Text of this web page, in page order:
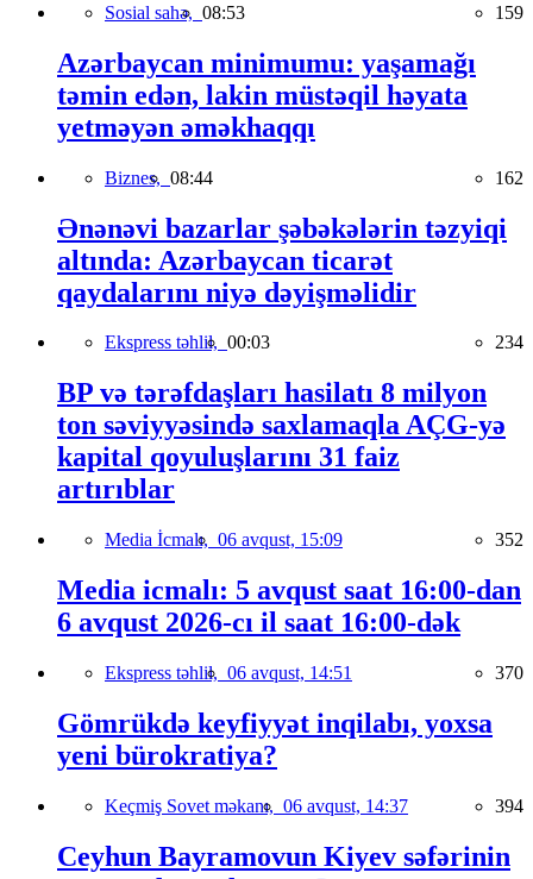
Sosial sahə, 08:53 159
Azərbaycan minimumu: yaşamağı
təmin edən, lakin müstəqil həyata
yetməyən əməkhaqqı
Biznes, 08:44 162
Ənənəvi bazarlar şəbəkələrin təzyiqi
altında: Azərbaycan ticarət
qaydalarını niyə dəyişməlidir
Ekspress təhlil, 00:03 234
BP və tərəfdaşları hasilatı 8 milyon
ton səviyyəsində saxlamaqla AÇG-yə
kapital qoyuluşlarını 31 faiz
artırıblar
Media İcmalı, 06 avqust, 15:09 352
Media icmalı: 5 avqust saat 16:00-dan
6 avqust 2026-cı il saat 16:00-dək
Ekspress təhlil, 06 avqust, 14:51 370
Gömrükdə keyfiyyət inqilabı, yoxsa
yeni bürokratiya?
Keçmiş Sovet məkanı, 06 avqust, 14:37 394
Ceyhun Bayramovun Kiyev səfərinin